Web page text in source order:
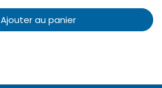
Ajouter au panier